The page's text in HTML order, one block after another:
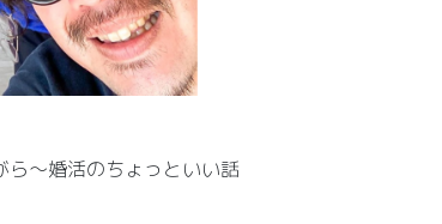
～婚活のちょっといい話